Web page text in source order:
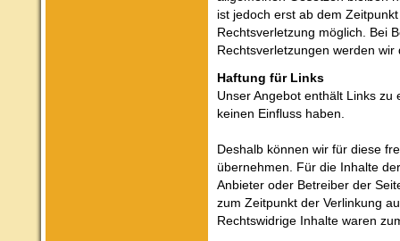
ist jedoch erst ab dem
Rechtsverletzung möglich. Bei
Rechtsverletzungen werden
Haftung für Links
Unser Angebot enthält Links
keinen Einfluss haben.
Deshalb können wir für diese
übernehmen. Für die Inhalte
Anbieter oder Betreiber der
zum Zeitpunkt der Verlinkung
Rechtswidrige Inhalte waren